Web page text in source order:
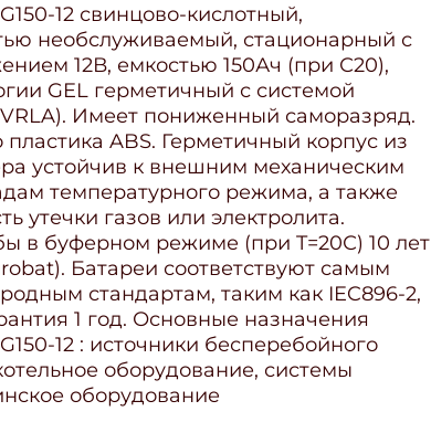
12 свинцово-кислотный,
необслуживаемый, стационарный с
12В, емкостью 150Ач (при С20),
GEL герметичный с системой
Имеет пониженный саморазряд.
ABS. Герметичный корпус из
устойчив к внешним механическим
температурного режима, а также
утечки газов или электролита.
в буферном режиме (при T=20С) 10 лет
Батареи соответствуют самым
стандартам, таким как IEC896-2,
1 год. Основные назначения
12 : источники бесперебойного
оборудование, системы
оборудование